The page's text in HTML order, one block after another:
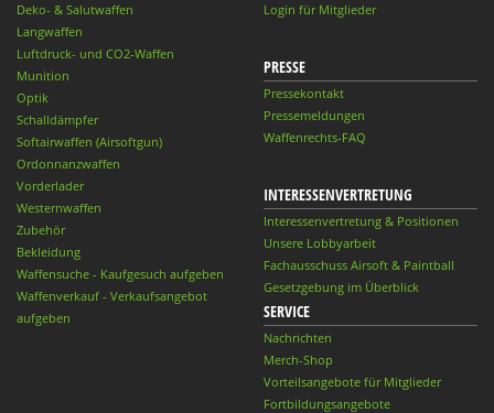
Deko- & Salutwaffen
Langwaffen
Luftdruck- und CO2-Waffen
Munition
Optik
Schalldämpfer
Softairwaffen (Airsoftgun)
Ordonnanzwaffen
Vorderlader
Westernwaffen
Zubehör
Bekleidung
Waffensuche - Kaufgesuch aufgeben
Waffenverkauf - Verkaufsangebot
aufgeben
Login für Mitglieder
PRESSE
Pressekontakt
Pressemeldungen
Waffenrechts-FAQ
INTERESSENVERTRETUNG
Interessenvertretung & Positionen
Unsere Lobbyarbeit
Fachausschuss Airsoft & Paintball
Gesetzgebung im Überblick
SERVICE
Nachrichten
Merch-Shop
Vorteilsangebote für Mitglieder
Fortbildungsangebote